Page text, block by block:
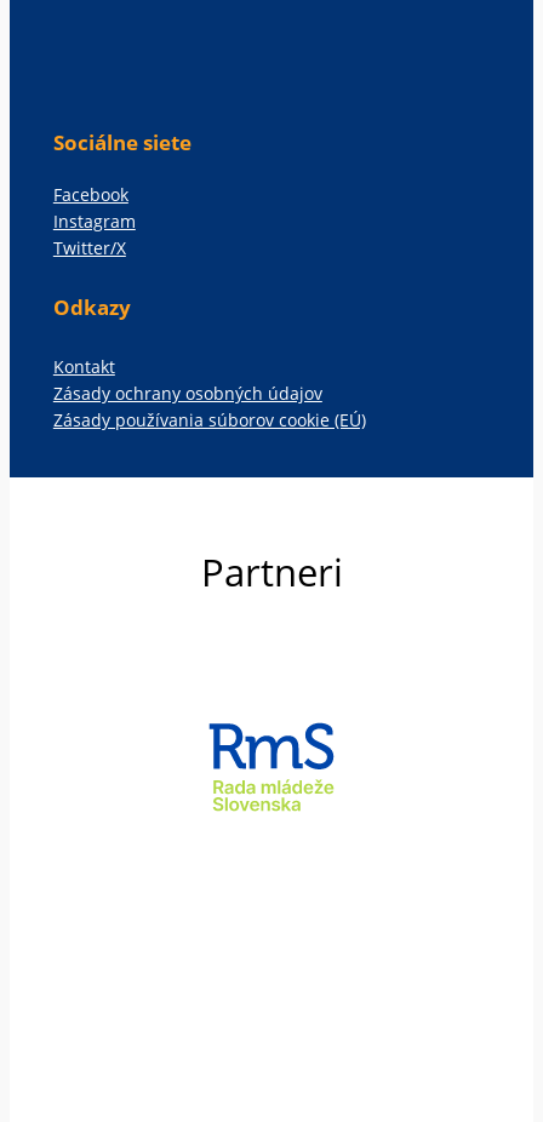
Sociálne siete
Facebook
Instagram
Twitter/X
Odkazy
Kontakt
Zásady ochrany osobných údajov
Zásady používania súborov cookie (EÚ)
Partneri